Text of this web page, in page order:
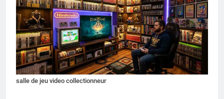
salle de jeu video collectionneur